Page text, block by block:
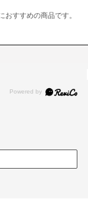
すすめの商品です。